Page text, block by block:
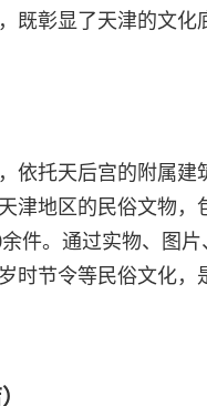
既彰显了天津的文
依托天后宫的附属
津地区的民俗文物
件。通过实物、图
时节令等民俗文化，